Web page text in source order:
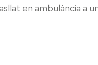
en ambulància a